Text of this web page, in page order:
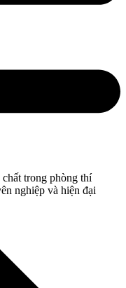
trong phòng thí
nghiệp và hiện đại